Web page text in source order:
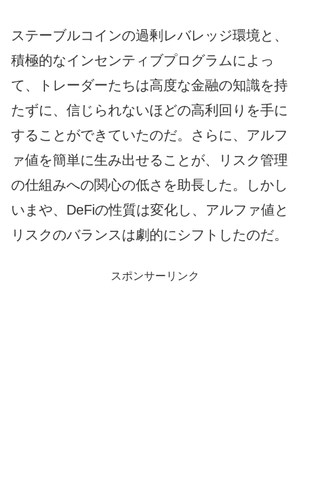
ステーブルコインの過剰レバレッジ環境と、
積極的なインセンティブプログラムによっ
て、トレーダーたちは高度な金融の知識を持
たずに、信じられないほどの高利回りを手に
することができていたのだ。さらに、アルフ
ァ値を簡単に生み出せることが、リスク管理
の仕組みへの関心の低さを助長した。しかし
いまや、DeFiの性質は変化し、アルファ値と
リスクのバランスは劇的にシフトしたのだ。
スポンサーリンク